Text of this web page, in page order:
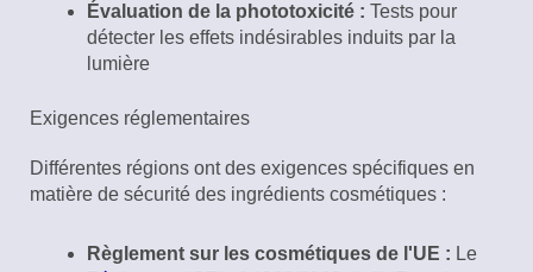
Évaluation de la phototoxicité : Tests pour
détecter les effets indésirables induits par la
lumière
Exigences réglementaires
Différentes régions ont des exigences spécifiques en
matière de sécurité des ingrédients cosmétiques :
Règlement sur les cosmétiques de l'UE : Le